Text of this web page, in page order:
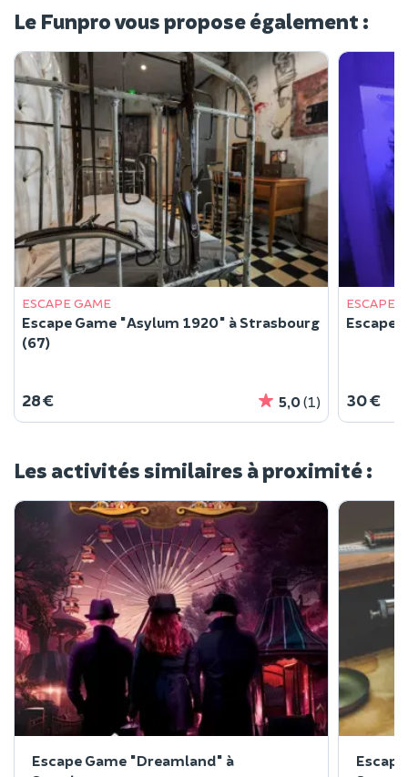
Le Funpro vous propose également :
ESCAPE GAME
Escape Game "Asylum 1920" à Strasbourg
(67)
28 € 5,0(1)
ESCAPE
Escape
30 €
Les activités similaires à proximité :
Escape Game "Dreamland" à